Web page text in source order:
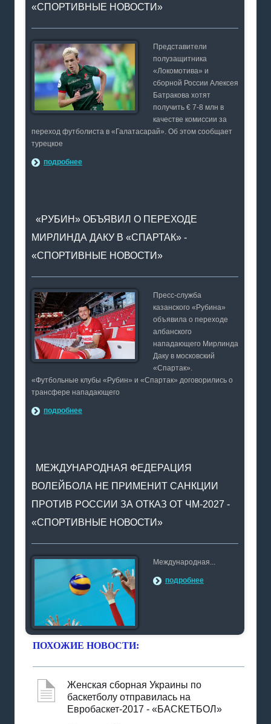
«СПОРТИВНЫЕ НОВОСТИ»
Представители
полузащитника
«Локомотива» и
сборной России Алексея
Батракова хотят
получить € 7-8 млн в
качестве комиссии за
переход футболиста в «Галатасарай». Об этом сообщает
турецкое
подробнее
«РУБИН» ОБЪЯВИЛ О ПЕРЕХОДЕ
МИРЛИНДА ДАКУ В «СПАРТАК» -
«СПОРТИВНЫЕ НОВОСТИ»
Пресс-служба
казанского «Рубина»
объявила о переходе
албанского
нападающего Мирлинда
Даку в московский
«Спартак».
«Футбольные клубы «Рубин» и «Спартак» договорились о
трансфере нападающего
подробнее
МЕЖДУНАРОДНАЯ ФЕДЕРАЦИЯ
ВОЛЕЙБОЛА НЕ ПРИМЕНИТ САНКЦИИ
ПРОТИВ РОССИИ ЗА ОТКАЗ ОТ ЧМ-2027 -
«СПОРТИВНЫЕ НОВОСТИ»
Международная...
подробнее
ПОХОЖИЕ НОВОСТИ:
Женская сборная Украины по
баскетболу отправилась на
Евробаскет-2017 - «БАСКЕТБОЛ»